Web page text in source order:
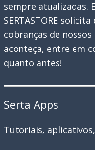
sempre atualizadas.
SERTASTORE
cobranças de
aconteça, entre em
quanto antes!
Serta Apps
Tutoriais,